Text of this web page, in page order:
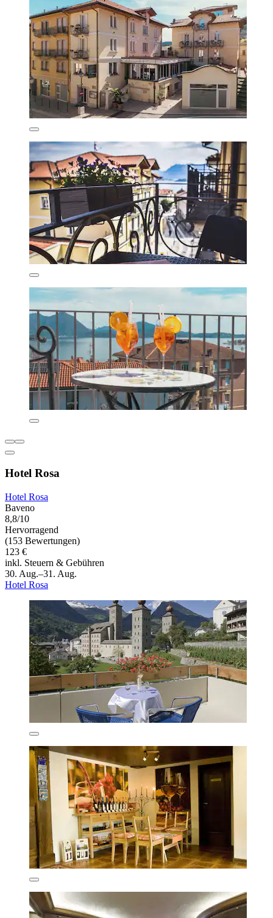
Hotel Rosa
Hotel Rosa
Baveno
8,8/10
Hervorragend
(153 Bewertungen)
123 €
inkl. Steuern & Gebühren
30. Aug.–31. Aug.
Hotel Rosa